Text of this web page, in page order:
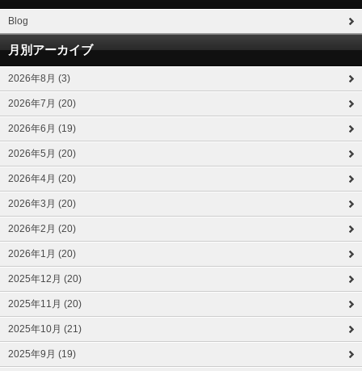
Blog
月別アーカイブ
2026年8月 (3)
2026年7月 (20)
2026年6月 (19)
2026年5月 (20)
2026年4月 (20)
2026年3月 (20)
2026年2月 (20)
2026年1月 (20)
2025年12月 (20)
2025年11月 (20)
2025年10月 (21)
2025年9月 (19)